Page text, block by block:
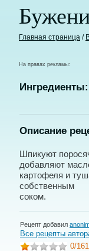
Главная страница /
На правах рекламы:
Ингредиенты:
Описание
Шпикуют
добавляют
картофеля и
собственным
соком.
Рецепт добавил
Все рецепты
0/